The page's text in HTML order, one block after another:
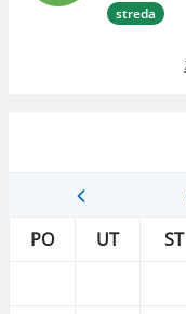
streda
PO
UT ST